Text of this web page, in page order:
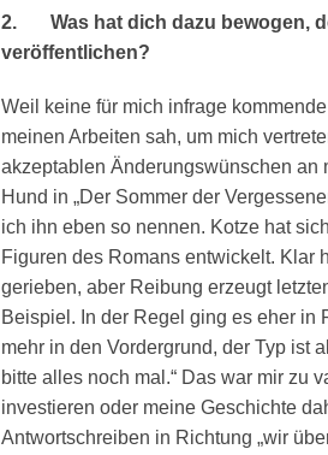
2. Was hat dich dazu bewogen,
veröffentlichen?
Weil keine für mich infrage
meinen Arbeiten sah, um mich
akzeptablen Änderungswünschen an
Hund in „Der Sommer der
ich ihn eben so nennen. Kotze hat
Figuren des Romans entwickelt. Klar
gerieben, aber Reibung erzeugt
Beispiel. In der Regel ging es eher in
mehr in den Vordergrund, der Typ ist
bitte alles noch mal.“ Das war mir zu
investieren oder meine Geschichte
Antwortschreiben in Richtung „wir